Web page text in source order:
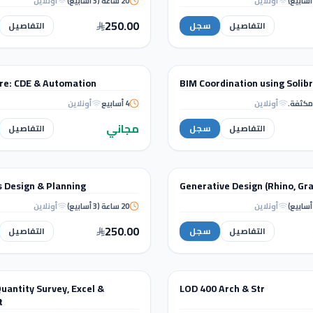
4D Planning using
Navisworks التفاصيل سجل
AI Masterclass for
Architects 250.00 التفاصيل
BIM
BIM Coordination using
أونلاين
التفاصيل سجل
BIM Future: CDE &
Automation
WORKSHOPS
CDE & Automation
4 أسابيع أونلاين
مجاني التفاصيل
Generative Design
Grasshopper)
والإظهار المعماري
Generative Design (Rhino,
أونلاين
التفاصيل سجل
Hospitals Design &
التصميم الداخلي والإظهار المعماري
& Planning
20 ساعة (3 أسابيع) أونلاين
250.00 التفاصيل
LOD 400 Arch & Str دورة تدريبية
MANAGEMENT & QS
Survey, Excel &